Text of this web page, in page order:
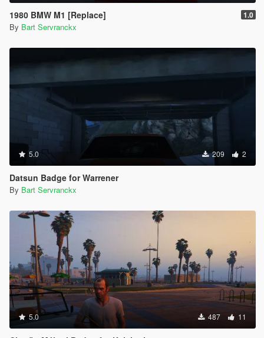
1980 BMW M1 [Replace] 1.0
By Bart Servranckx
5.0 209 2
Datsun Badge for Warrener
By Bart Servranckx
5.0 487 11